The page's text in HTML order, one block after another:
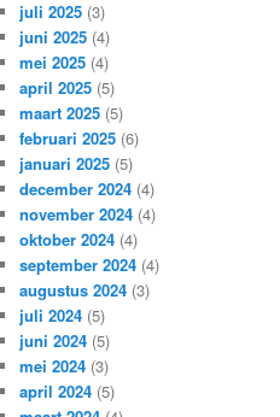
juli 2025 (3)
juni 2025 (4)
mei 2025 (4)
april 2025 (5)
maart 2025 (5)
februari 2025 (6)
januari 2025 (5)
december 2024 (4)
november 2024 (4)
oktober 2024 (4)
september 2024 (4)
augustus 2024 (3)
juli 2024 (5)
juni 2024 (5)
mei 2024 (3)
april 2024 (5)